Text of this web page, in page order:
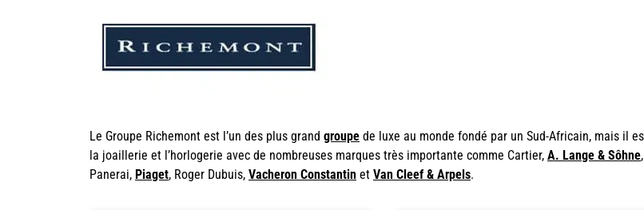
Le Groupe Richemont est l’un des plus grand groupe de luxe au monde fondé par un Sud-Africain, mais il
la joaillerie et l’horlogerie avec de nombreuses marques très importante comme Cartier, A. Lange & Sôhne
Panerai, Piaget, Roger Dubuis, Vacheron Constantin et Van Cleef & Arpels.